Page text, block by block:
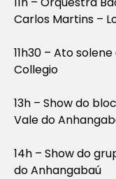
Carlos Martins –
11h30 – Ato
Collegio
13h – Show do
Vale do
14h – Show do
do Anhangabaú